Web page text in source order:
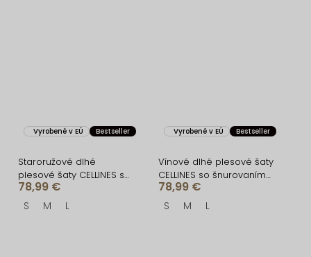
Vyrobené v EÚ Bestseller
Staroružové dlhé
plesové šaty CELLINES so
šnurovaním
78,99 €
S M L
Vyrobené v EÚ Bestseller
Vínové dlhé plesové šaty
CELLINES so šnurovaním
a rázporkom
78,99 €
S M L